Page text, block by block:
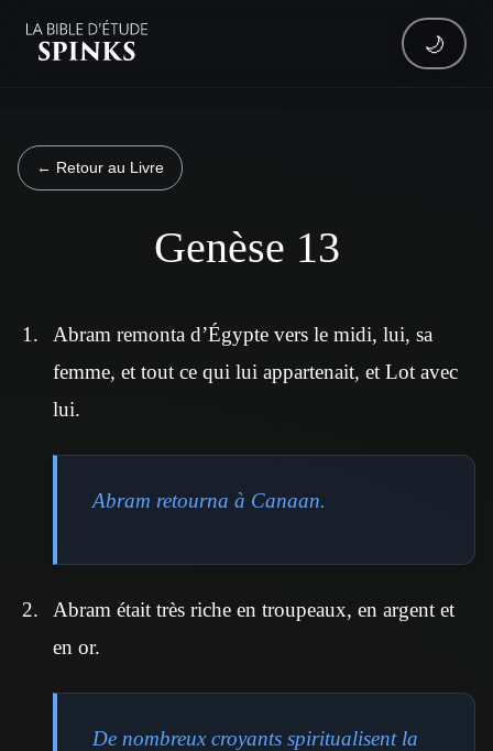
🌙
← Retour au Livre
Genèse 13
Abram remonta d’Égypte vers le midi, lui, sa
femme, et tout ce qui lui appartenait, et Lot avec
lui.
Abram retourna à Canaan.
Abram était très riche en troupeaux, en argent et
en or.
De nombreux croyants spiritualisent la